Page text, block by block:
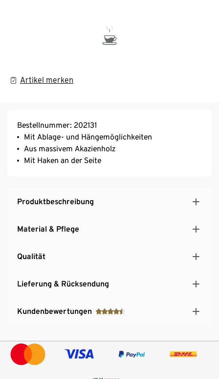
Artikel merken
Bestellnummer: 202131
Mit Ablage- und Hängemöglichkeiten
Aus massivem Akazienholz
Mit Haken an der Seite
Produktbeschreibung
Material & Pflege
Qualität
Lieferung & Rücksendung
Kundenbewertungen